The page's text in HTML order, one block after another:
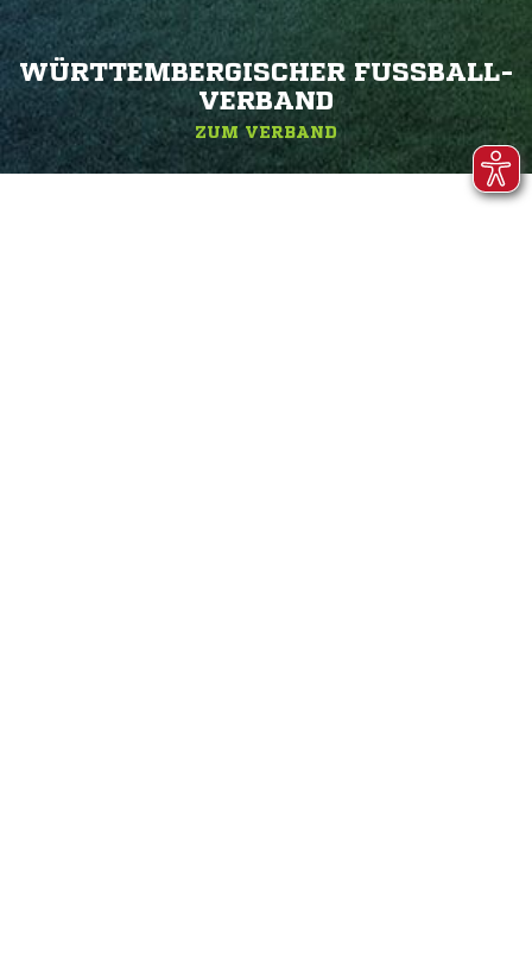
WÜRTTEMBERGISCHER FUSSBALL-V
ERBAND
ZUM VERBAND